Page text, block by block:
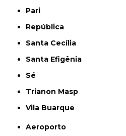
Pari
República
Santa Cecília
Santa Efigênia
Sé
Trianon Masp
Vila Buarque
Aeroporto